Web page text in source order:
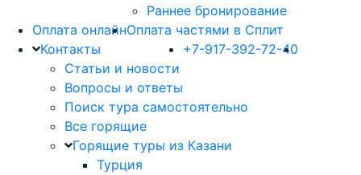
Раннее бронирование
Оплата онлайнОплата частями в Сплит
Контакты
Статьи и новости
Вопросы и ответы
+7-917-392-72-40
Поиск тура самостоятельно
Все горящие
Горящие туры из Казани
Турция